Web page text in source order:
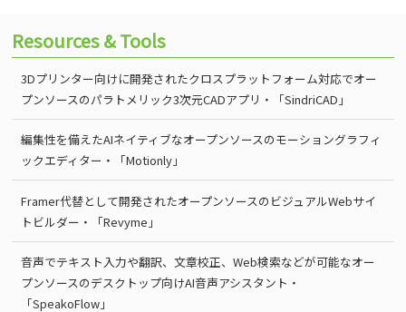
Resources & Tools
3Dプリンター向けに開発されたクロスプラットフォーム対応でオー
プンソースのパラトメリック3次元CADアプリ・「SindriCAD」
編集性を備えたAIネイティブなオープンソースのモーショングラフィ
ックエディター・「Motionly」
Framer代替として開発されたオープンソースのビジュアルWebサイ
トビルダー・「Revyme」
音声でテキスト入力や翻訳、文章校正、Web検索などが可能なオー
プンソースのデスクトップ向けAI音声アシスタント・
「SpeakoFlow」